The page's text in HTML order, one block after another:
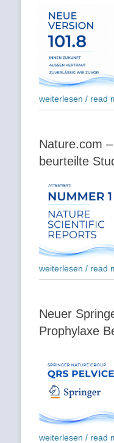
weiterlesen / read
Nature.com
beurteilte
weiterlesen / read
Neuer
Prophylaxe
weiterlesen / read